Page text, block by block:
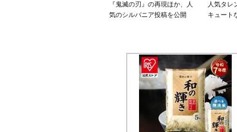
『鬼滅の刃』の再現ほか、人
気のシルバニア投稿を公開
人気タレ
キュート